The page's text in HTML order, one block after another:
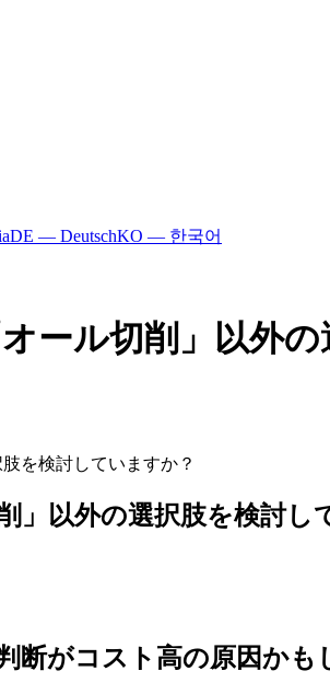
DE — DeutschKO — 한국어
ール切削」以外
を検討していますか？
」以外の選択肢を検討し
断がコスト高の原因かも